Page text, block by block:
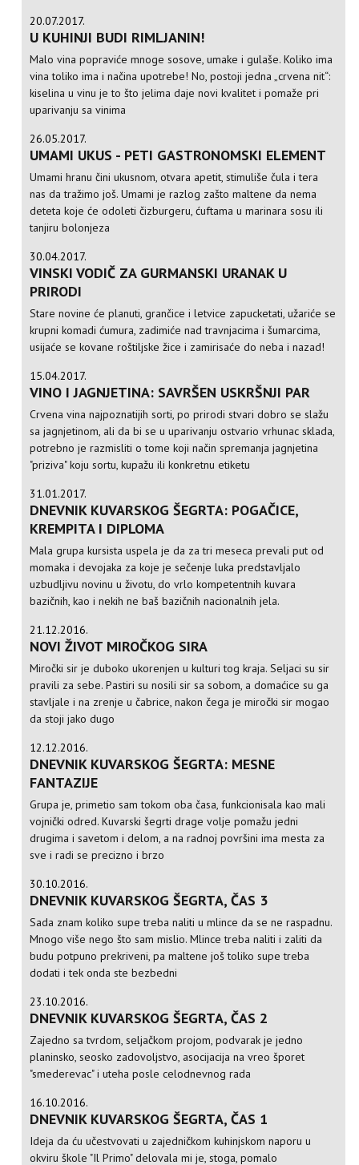
20.07.2017.
U KUHINJI BUDI RIMLJANIN!
Malo vina popraviće mnoge sosove, umake i gulaše. Koliko ima
vina toliko ima i načina upotrebe! No, postoji jedna „crvena nit“:
kiselina u vinu je to što jelima daje novi kvalitet i pomaže pri
uparivanju sa vinima
26.05.2017.
UMAMI UKUS - PETI GASTRONOMSKI ELEMENT
Umami hranu čini ukusnom, otvara apetit, stimuliše čula i tera
nas da tražimo još. Umami je razlog zašto maltene da nema
deteta koje će odoleti čizburgeru, ćuftama u marinara sosu ili
tanjiru bolonjeza
30.04.2017.
VINSKI VODIČ ZA GURMANSKI URANAK U
PRIRODI
Stare novine će planuti, grančice i letvice zapucketati, užariće se
krupni komadi ćumura, zadimiće nad travnjacima i šumarcima,
usijaće se kovane roštiljske žice i zamirisaće do neba i nazad!
15.04.2017.
VINO I JAGNJETINA: SAVRŠEN USKRŠNJI PAR
Crvena vina najpoznatijih sorti, po prirodi stvari dobro se slažu
sa jagnjetinom, ali da bi se u uparivanju ostvario vrhunac sklada,
potrebno je razmisliti o tome koji način spremanja jagnjetina
"priziva" koju sortu, kupažu ili konkretnu etiketu
31.01.2017.
DNEVNIK KUVARSKOG ŠEGRTA: POGAČICE,
KREMPITA I DIPLOMA
Mala grupa kursista uspela je da za tri meseca prevali put od
momaka i devojaka za koje je sečenje luka predstavljalo
uzbudljivu novinu u životu, do vrlo kompetentnih kuvara
bazičnih, kao i nekih ne baš bazičnih nacionalnih jela.
21.12.2016.
NOVI ŽIVOT MIROČKOG SIRA
Miročki sir je duboko ukorenjen u kulturi tog kraja. Seljaci su sir
pravili za sebe. Pastiri su nosili sir sa sobom, a domaćice su ga
stavljale i na zrenje u čabrice, nakon čega je miročki sir mogao
da stoji jako dugo
12.12.2016.
DNEVNIK KUVARSKOG ŠEGRTA: MESNE
FANTAZIJE
Grupa je, primetio sam tokom oba časa, funkcionisala kao mali
vojnički odred. Kuvarski šegrti drage volje pomažu jedni
drugima i savetom i delom, a na radnoj površini ima mesta za
sve i radi se precizno i brzo
30.10.2016.
DNEVNIK KUVARSKOG ŠEGRTA, ČAS 3
Sada znam koliko supe treba naliti u mlince da se ne raspadnu.
Mnogo više nego što sam mislio. Mlince treba naliti i zaliti da
budu potpuno prekriveni, pa maltene još toliko supe treba
dodati i tek onda ste bezbedni
23.10.2016.
DNEVNIK KUVARSKOG ŠEGRTA, ČAS 2
Zajedno sa tvrdom, seljačkom projom, podvarak je jedno
planinsko, seosko zadovoljstvo, asocijacija na vreo šporet
"smederevac" i uteha posle celodnevnog rada
16.10.2016.
DNEVNIK KUVARSKOG ŠEGRTA, ČAS 1
Ideja da ću učestvovati u zajedničkom kuhinjskom naporu u
okviru škole "Il Primo" delovala mi je, stoga, pomalo